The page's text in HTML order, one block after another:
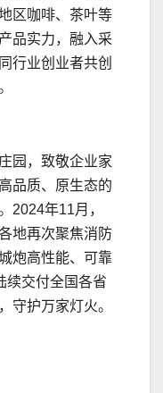
区咖啡、茶叶等
品实力，融入采
行业创业者共创
园，致敬企业家
品质、原生态的
2024年11月，
地再次聚焦消防
炮高性能、可靠
续交付全国各省
守护万家灯火。